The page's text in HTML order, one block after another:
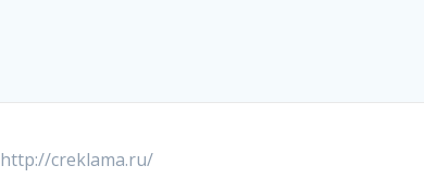
http://creklama.ru/